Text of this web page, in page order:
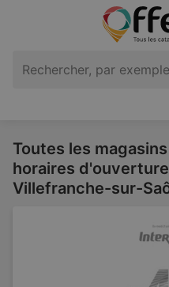
Toutes les magasins
horaires
Villefranche-sur-